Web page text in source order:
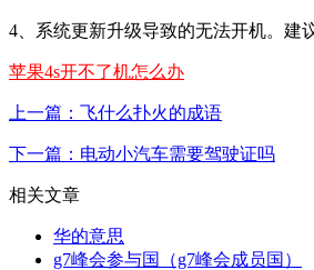
4、系统更新升级导致的无法开机。建
苹果4s开不了机怎么办
上一篇：飞什么扑火的成语
下一篇：电动小汽车需要驾驶证吗
相关文章
华的意思
g7峰会参与国（g7峰会成员国）